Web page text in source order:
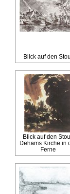
Blick auf den
Blick auf den
Dehams Kirche in
Ferne